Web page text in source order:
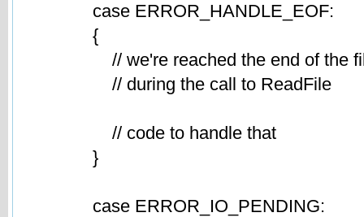
case ERROR_HANDLE_EOF:
{
// we're reached the end of the
// during the call to ReadFile
// code to handle that
}
case ERROR_IO_PENDING: